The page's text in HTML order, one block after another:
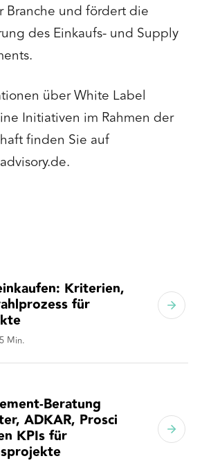
Branche und fördert die
des Einkaufs- und Supply
über White Label
Initiativen im Rahmen der
finden Sie auf
Kriterien,
für
5 Min.
Beratung
ADKAR, Prosci
KPIs für